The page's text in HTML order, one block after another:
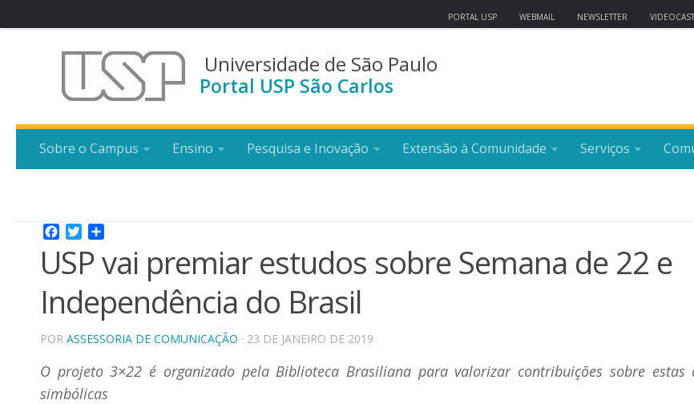
PORTAL USP WEBMAIL NEWSLETTER VIDEOCAST
Universidade de São Paulo
Portal USP São Carlos
Sobre o Campus Ensino Pesquisa e Inovação Extensão à Comunidade Serviços
Facebook
Twitter
USP vai premiar estudos sobre Semana de 22 e
Independência do Brasil
POR ASSESSORIA DE COMUNICAÇÃO · 23 DE JANEIRO DE 2019
O projeto 3×22 é organizado pela Biblioteca Brasiliana para valorizar contribuições sobre estas
simbólicas